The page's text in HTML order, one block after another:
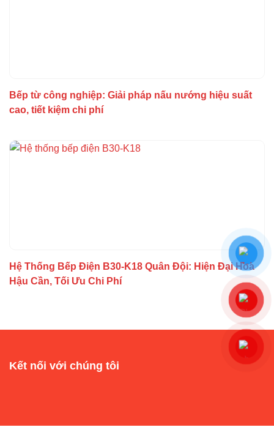
Bếp từ công nghiệp: Giải pháp nấu nướng hiệu suất
cao, tiết kiệm chi phí
Hệ Thống Bếp Điện B30-K18 Quân Đội: Hiện Đại Hóa
Hậu Cần, Tối Ưu Chi Phí
Kết nối với chúng tôi